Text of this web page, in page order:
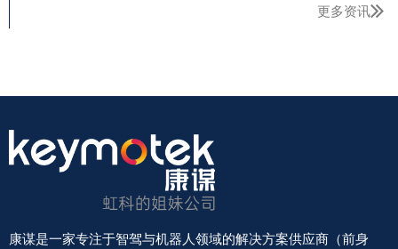
更多资讯
康谋是一家专注于智驾与机器人领域的解决方案供应商（前身